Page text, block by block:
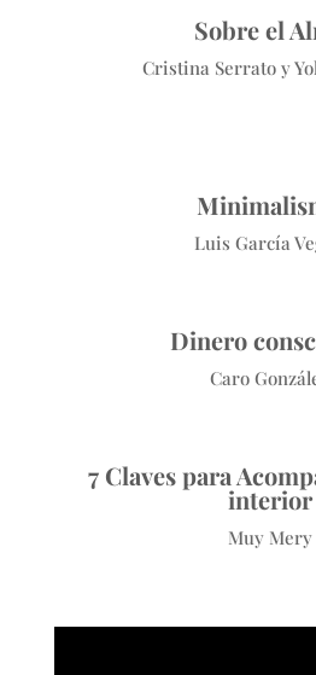
Sobre el
Cristina Serrato y
Luis García
Dinero
Caro
7 Claves para
interior
Muy Mery